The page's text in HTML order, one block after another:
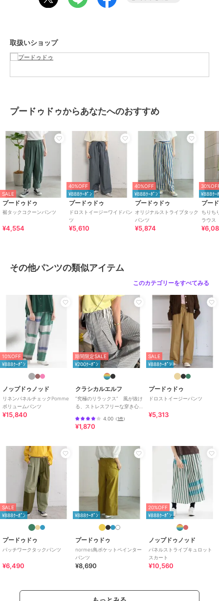
可能な限り実物に近いカラーにて掲載しておりますが、ご使用のパソ
サンプルで撮影している商品もございます。その場合、実際の商品と
は色味・仕様が異なる場合がございますので、予めご了承ください。
「商品のお気に入り登録」で再入荷通知や、ラストの通知、セール通
知、完売しても再入荷時に通知を受け取ることができます！
ぜひご登録ください。
■ブランドのお気に入り登録■
「ブランドのお気に入り登録」で新商品や再入荷など、お得な情報を
受け取ることができます！
ぜひご登録ください。
商品カテゴリ パンツ ／その他パンツ
カラー スミクロ、ブラック、インディゴ
サイズ M
素材
[表地]綿100%[別地]ポリエステル8
0%綿20%
商品のお取り扱い方法
お手入れ 手洗い可 石油系ドライ
特徴
パンツ
綿・コットン素材
/綿100％ /ジ
ーンズ・デニム素材/無地
ェック柄/洗える/
ルーズスト
レート/
その他パンツ
綿・コットン素材
ーンズ・デニム素材
ェック柄/ 洗える
レート/ストレートパンツ
ッドライズ
原産国 中国製
取扱いショップ
プードゥドゥからあなたへのおすすめ
SALE
プードゥドゥ
裾タックコクーンパンツ
¥4,554
40%OFF
¥888ｸｰﾎﾟﾝ
プードゥドゥ
ドロストイージーワイドパン
ツ
¥5,610
40%OFF
¥888ｸｰﾎﾟﾝ
プードゥドゥ
オリジナルストライプタック
パンツ
¥5,874
¥888ｸｰ
プー
ちりち
ラウス
その他パンツの類似アイテム
このカテゴリーをすべてみる
10%OFF
¥888ｸｰﾎﾟﾝ
ノップドゥノッド
リネンパネルチェックPomme
ボリュームパンツ
¥15,840
期間限定SALE
¥200ｸｰﾎﾟﾝ
クラシカルエルフ
”究極のリラックス” 風が抜け
る、ストレスフリーな穿き心
ドカーブパンツ
4.00 （1件）
¥1,870
SALE
¥888ｸｰﾎﾟﾝ
プードゥドゥ
ドロストイージーパンツ
¥5,313
SALE
¥888ｸｰﾎﾟﾝ
プードゥドゥ
パッチワークタックパンツ
¥6,490
¥888ｸｰﾎﾟﾝ
プードゥドゥ
normes鳥ポケットペインター
パンツ
¥8,690
20%OFF
¥888ｸｰﾎﾟﾝ
ノップドゥノッド
パネルストライプキュロット
スカート
¥10,560